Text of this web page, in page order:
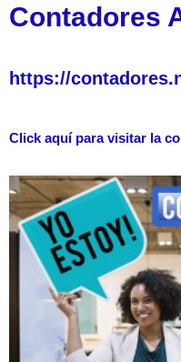
Contadores
https://
Click aquí para visitar la